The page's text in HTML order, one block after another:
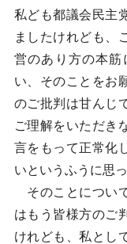
私ども都議会民主
ましたけれども、
営のあり方の本筋
い、そのことをお
のご批判は甘んじ
ご理解をいただき
言をもって正常化
いというふうに思
そのことについ
はもう皆様方のご
けれども、私とし